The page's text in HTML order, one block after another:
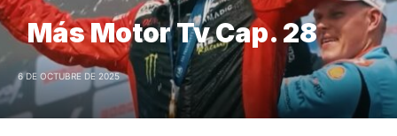
Más Motor Tv Cap. 28
6 DE OCTUBRE DE 2025